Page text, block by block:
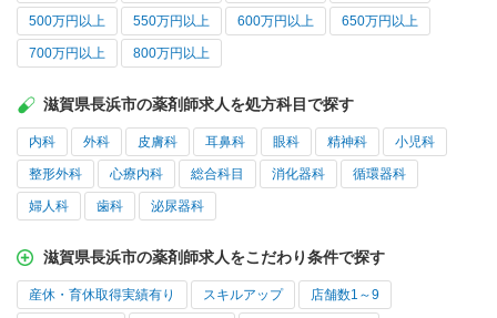
500万円以上 550万円以上 600万円以上 650万円以上
700万円以上 800万円以上
滋賀県長浜市の薬剤師求人を処方科目で探す
内科 外科 皮膚科 耳鼻科 眼科 精神科 小児科
整形外科 心療内科 総合科目 消化器科 循環器科
婦人科 歯科 泌尿器科
滋賀県長浜市の薬剤師求人をこだわり条件で探す
産休・育休取得実績有り スキルアップ 店舗数1～9